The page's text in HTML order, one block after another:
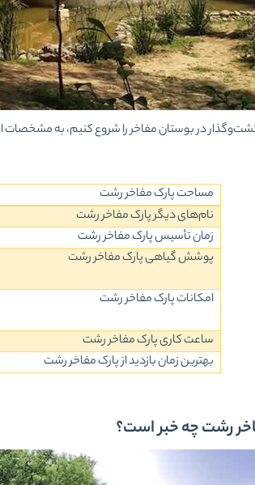
در بوستان مفاخر را شروع کنیم، به مشخصات
مساحت پارک مفاخر رشت
نام‌های دیگر پارک مفاخر رشت
زمان تأسیس پارک مفاخر رشت
پوشش گیاهی پارک مفاخر رشت
امکانات پارک مفاخر رشت
ساعت کاری پارک مفاخر رشت
بهترین زمان بازدید از پارک مفاخر رشت
رشت چه خبر است؟